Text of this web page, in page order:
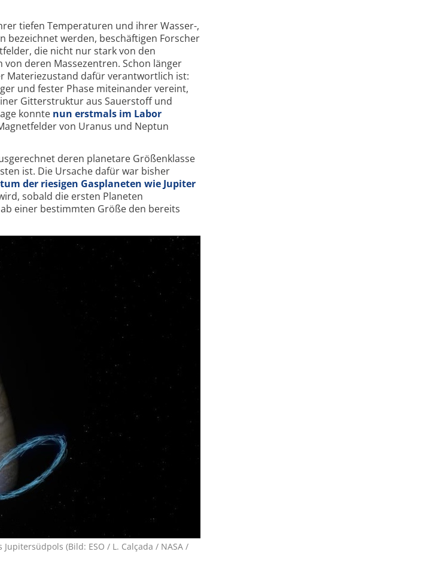
tiefen Temperaturen und ihrer Wasser-,
bezeichnet werden, beschäftigen Forscher
die nicht nur stark von den
deren Massezentren. Schon länger
Materiezustand dafür verantwortlich ist:
und fester Phase miteinander vereint,
Gitterstruktur aus Sauerstoff und
konnte nun erstmals im Labor
von Uranus und Neptun
deren planetare Größenklasse
ist. Die Ursache dafür war bisher
der riesigen Gasplaneten wie Jupiter
sobald die ersten Planeten
einer bestimmten Größe den bereits
(Bild: ESO / L. Calçada / NASA /